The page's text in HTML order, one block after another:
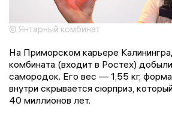
© Янтарный комбинат
На Приморском карьере
комбината (входит в Ростех)
самородок. Его вес — 1,55 кг,
внутри скрывается сюрприз,
40 миллионов лет.